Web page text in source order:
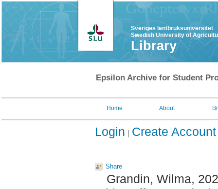
Sveriges lantbruksuniversitet
Swedish University of
Library
Epsilon Archive for Student
Home About
Login Create Account
Share
Grandin, Wilma,